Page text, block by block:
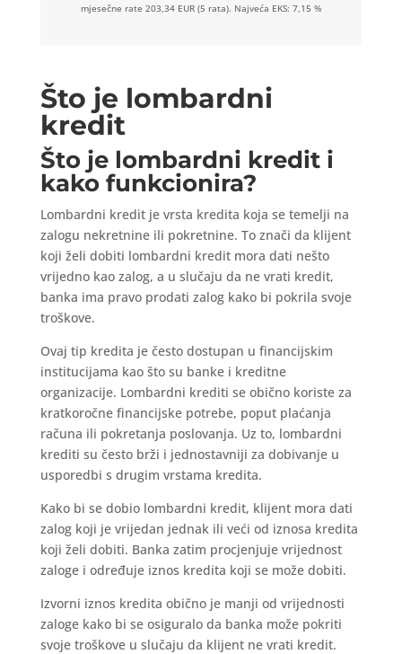
mjesečne rate 203,34 EUR (5 rata). Najveća EKS: 7,15 %
Što je lombardni
kredit
Što je lombardni kredit i
kako funkcionira?
Lombardni kredit je vrsta kredita koja se temelji na
zalogu nekretnine ili pokretnine. To znači da klijent
koji želi dobiti lombardni kredit mora dati nešto
vrijedno kao zalog, a u slučaju da ne vrati kredit,
banka ima pravo prodati zalog kako bi pokrila svoje
troškove.
Ovaj tip kredita je često dostupan u financijskim
institucijama kao što su banke i kreditne
organizacije. Lombardni krediti se obično koriste za
kratkoročne financijske potrebe, poput plaćanja
računa ili pokretanja poslovanja. Uz to, lombardni
krediti su često brži i jednostavniji za dobivanje u
usporedbi s drugim vrstama kredita.
Kako bi se dobio lombardni kredit, klijent mora dati
zalog koji je vrijedan jednak ili veći od iznosa kredita
koji želi dobiti. Banka zatim procjenjuje vrijednost
zaloge i određuje iznos kredita koji se može dobiti.
Izvorni iznos kredita obično je manji od vrijednosti
zaloge kako bi se osiguralo da banka može pokriti
svoje troškove u slučaju da klijent ne vrati kredit.